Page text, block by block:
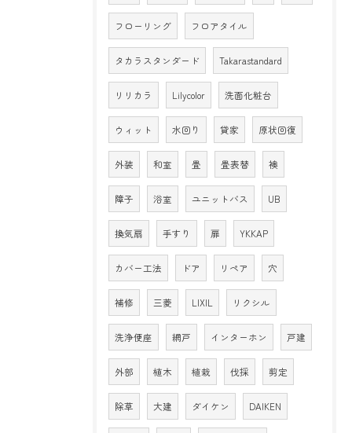
フローリング フロアタイル
タカラスタンダード Takarastandard
リリカラ Lilycolor 洗面化粧台
ウィット 水回り 貸家 原状回復
外装 和室 畳 畳表替 襖
障子 浴室 ユニットバス UB
換気扇 手すり 扉 YKKAP
カバー工法 ドア リペア 穴
補修 三菱 LIXIL リクシル
洗浄便座 網戸 インターホン 戸建
外部 植木 植栽 伐採 剪定
除草 大建 ダイケン DAIKEN